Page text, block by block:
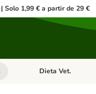
Solo 1,99 € a partir de 29 €
categoria abierto: Perros
Menú de categoria
Dieta Vet.